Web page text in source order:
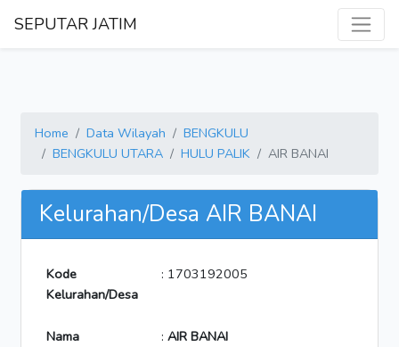
SEPUTAR JATIM
Home Data Wilayah
BENGKULU
BENGKULU UTARA
HULU PALIK AIR BANAI
Kelurahan/Desa AIR BANAI
Kode
Kelurahan/Desa
: 1703192005
Nama : AIR BANAI